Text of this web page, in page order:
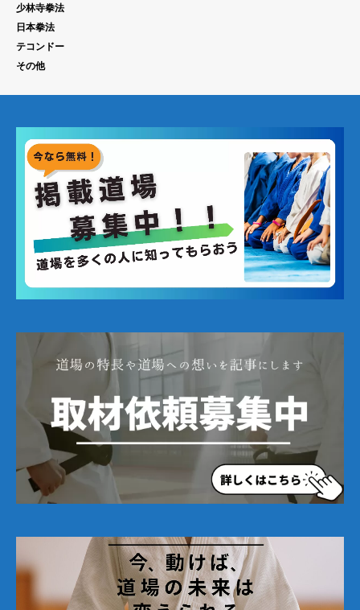
少林寺拳法
日本拳法
テコンドー
その他